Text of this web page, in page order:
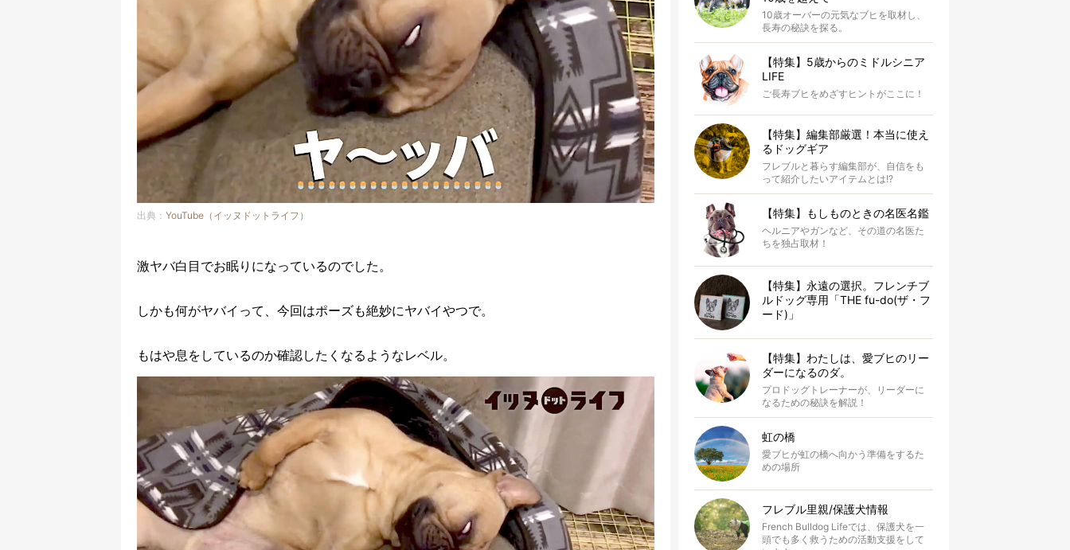
出典： YouTube（イッヌドットライフ）
激ヤバ白目でお眠りになっているのでした。
しかも何がヤバイって、今回はポーズも絶妙にヤバイやつで。
もはや息をしているのか確認したくなるようなレベル。
10歳オーバーの元気なブヒを取材し、
長寿の秘訣を探る。
【特集】5歳からのミドルシニア
LIFE
ご長寿ブヒをめざすヒントがここに！
【特集】編集部厳選！本当に使え
るドッグギア
フレブルと暮らす編集部が、自信をも
って紹介したいアイテムとは!?
【特集】もしものときの名医名鑑
ヘルニアやガンなど、その道の名医た
ちを独占取材！
【特集】永遠の選択。フレンチブ
ルドッグ専用「THE fu-do(ザ・フ
ード)」
【特集】わたしは、愛ブヒのリー
ダーになるのダ。
プロドッグトレーナーが、リーダーに
なるための秘訣を解説！
虹の橋
愛ブヒが虹の橋へ向かう準備をするた
めの場所
フレブル里親/保護犬情報
French Bulldog Lifeでは、保護犬を一
頭でも多く救うための活動支援をして